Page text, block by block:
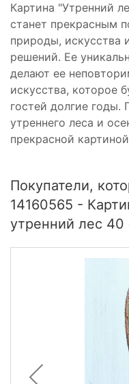
Картина "Утренний
станет прекрасным
природы, искусства
решений. Ее
делают ее
искусства, которое
гостей долгие годы.
утреннего леса и
прекрасной
Покупатели,
14160565 -
утренний лес